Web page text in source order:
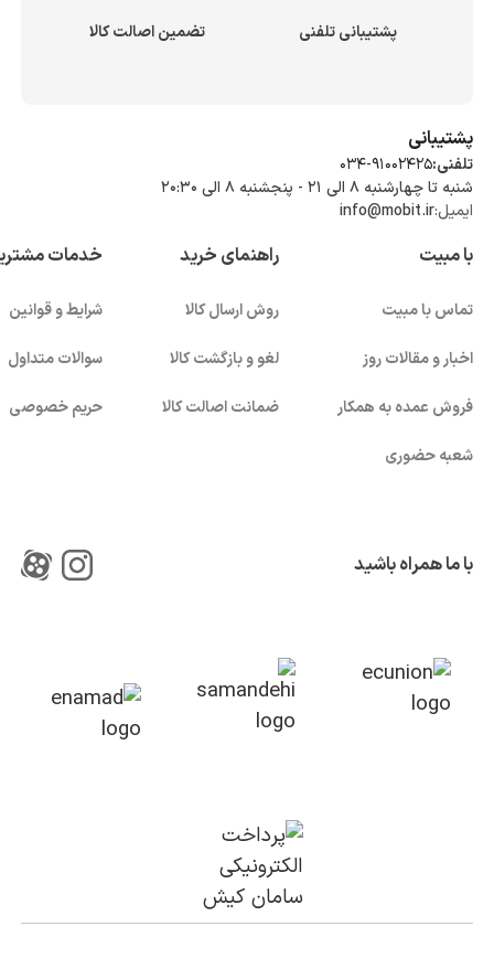
پشتیبانی تلفنی تضمین اصالت کالا
پشتیبانی
تلفنی:034-91002425
شنبه تا چهارشنبه ۸ الی ۲۱ - پنجشنبه 8 الی ۲۰:۳۰
ایمیل:info@mobit.ir
با مبیت
تماس با مبیت
اخبار و مقالات روز
فروش عمده به همکار
شعبه حضوری
راهنمای خرید
روش ارسال کالا
لغو و بازگشت کالا
ضمانت اصالت کالا
خدمات
شرایط و قوانین
سوالات متداول
حریم خصوصی
با ما همراه باشید